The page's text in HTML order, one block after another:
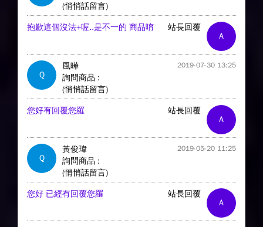
(悄悄話留言)
A
站長回覆
抱歉這個沒法+喔..是不一的 商品唷
Q
風曄 2019-07-30 13:25
詢問商品 :
(悄悄話留言)
A
站長回覆
您好有回覆您羅
Q
黃俊瑋 2019-05-20 11:25
詢問商品 :
(悄悄話留言)
A
站長回覆
您好 已經有回覆您羅